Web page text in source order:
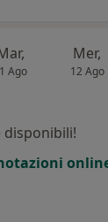
Ago
Mer,
12 Ago
disponibili!